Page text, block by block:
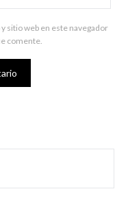
sitio web en este navegador
comente.